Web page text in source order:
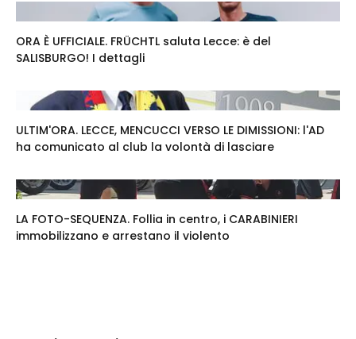
ORA È UFFICIALE. FRÜCHTL saluta Lecce: è del
SALISBURGO! I dettagli
ULTIM'ORA. LECCE, MENCUCCI VERSO LE DIMISSIONI: l'AD
ha comunicato al club la volontà di lasciare
LA FOTO-SEQUENZA. Follia in centro, i CARABINIERI
immobilizzano e arrestano il violento